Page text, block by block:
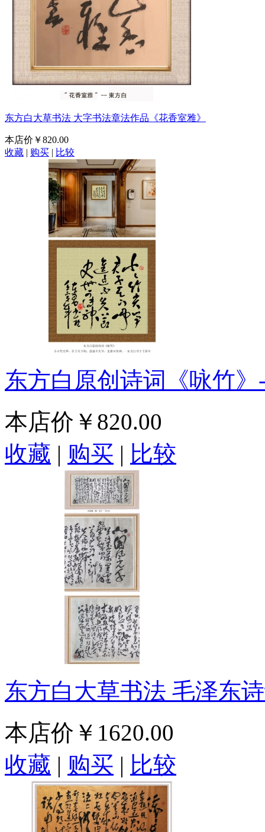
东方白大草书法 大字书法章法作品《花香室雅》
本店价 ￥820.00
收藏 | 购买 | 比较
东方白原创诗词《咏竹
本店价 ￥820.00
收藏 | 购买 | 比较
东方白大草书法 毛泽东
本店价 ￥1620.00
收藏 | 购买 | 比较